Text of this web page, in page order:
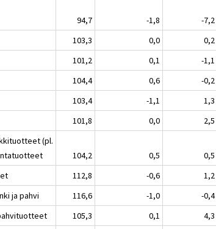
94,7 -1,8
-7,2
103,3 0,0
0,2
101,2 0,1
-1,1
104,4 0,6
-0,2
103,4 -1,1
1,3
101,8 0,0
2,5
(pl.
104,2 0,5
0,5
112,8 -0,6
1,2
ja pahvi
116,6 -1,0
-0,4
105,3 0,1
4,3